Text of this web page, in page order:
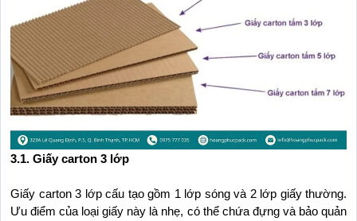
3.1. Giấy carton 3 lớp
Giấy carton 3 lớp cấu tạo gồm 1 lớp sóng và 2 lớp giấy thường.
Ưu điểm của loại giấy này là nhẹ, có thể chứa đựng và bảo quản